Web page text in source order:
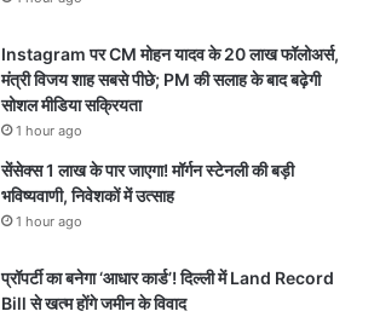
Instagram पर CM मोहन यादव के 20 लाख फॉलोअर्स,
मंत्री विजय शाह सबसे पीछे; PM की सलाह के बाद बढ़ेगी
सोशल मीडिया सक्रियता
1 hour ago
सेंसेक्स 1 लाख के पार जाएगा! मॉर्गन स्टेनली की बड़ी
भविष्यवाणी, निवेशकों में उत्साह
1 hour ago
प्रॉपर्टी का बनेगा ‘आधार कार्ड’! दिल्ली में Land Record
Bill से खत्म होंगे जमीन के विवाद